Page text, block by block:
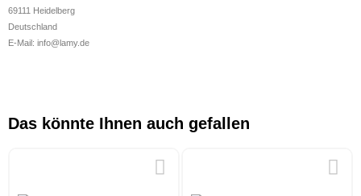
69111 Heidelberg
Deutschland
E-Mail: info@lamy.de
Das könnte Ihnen auch gefallen